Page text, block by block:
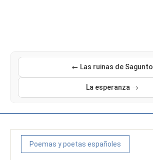
← Las ruinas de Sagunto
La esperanza →
Poemas y poetas españoles